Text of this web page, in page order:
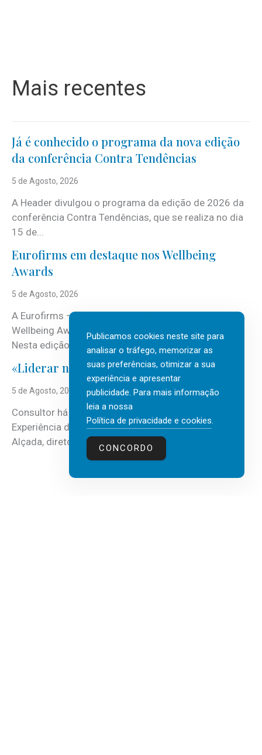
Mais recentes
Já é conhecido o programa da nova edição
da conferência Contra Tendências
5 de Agosto, 2026
A Header divulgou o programa da edição de 2026 da
conferência Contra Tendências, que se realiza no dia
15 de...
Eurofirms em destaque nos Wellbeing
Awards
5 de Agosto, 2026
A Eurofirms – People first está de regresso aos
Wellbeing Awards, integrando o Top Wellbeing 2026.
Nesta edição, a multinacional...
«Liderar não é um talento místico.»
5 de Agosto, 2026
Consultor há mais de três décadas nas áreas de
Experiência do Cliente, Vendas e Liderança, Manuel
Alçada, diretor executivo da...
Publicamos cookies neste site para
analisar o tráfego, memorizar as
suas preferências, otimizar a sua
experiência e apresentar
publicidade. Para mais informação
leia a nossa
Política de privacidade e cookies.
CONCORDO